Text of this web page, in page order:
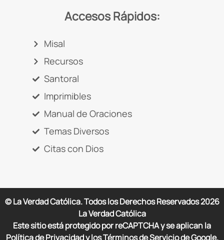
Accesos Rápidos:
Misal
Recursos
Santoral
Imprimibles
Manual de Oraciones
Temas Diversos
Citas con Dios
© La Verdad Católica. Todos los Derechos Reservados2026
La Verdad Católica
Este sitio está protegido por reCAPTCHA y se aplican la
Política de Privacidad y los Términos de Servicio de Google.